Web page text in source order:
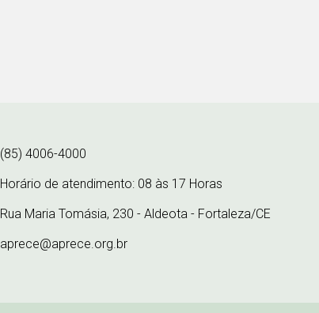
(85) 4006-4000
Horário de atendimento: 08 às 17 Horas
Rua Maria Tomásia, 230 - Aldeota - Fortaleza/CE
aprece@aprece.org.br